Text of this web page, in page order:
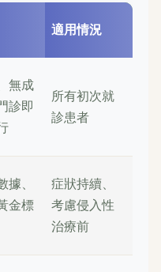
適用情況
無成
診即
所有初次就
診患者
據、
金標
症狀持續、
考慮侵入性
治療前